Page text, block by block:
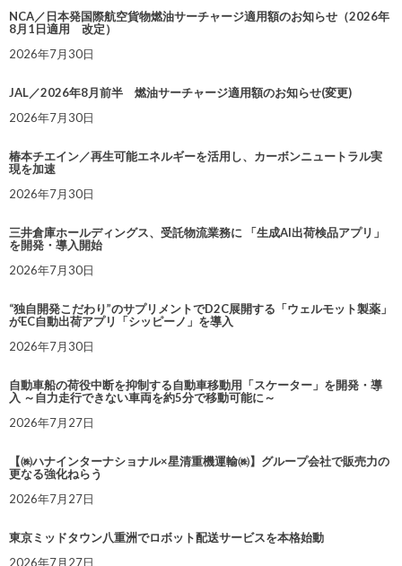
NCA／日本発国際航空貨物燃油サーチャージ適用額のお知らせ（2026年
8月1日適用 改定）
2026年7月30日
JAL／2026年8月前半 燃油サーチャージ適用額のお知らせ(変更)
2026年7月30日
椿本チエイン／再生可能エネルギーを活用し、カーボンニュートラル実
現を加速
2026年7月30日
三井倉庫ホールディングス、受託物流業務に 「生成AI出荷検品アプリ」
を開発・導入開始
2026年7月30日
“独自開発こだわり”のサプリメントでD2C展開する「ウェルモット製薬」
がEC自動出荷アプリ「シッピーノ」を導入
2026年7月30日
自動車船の荷役中断を抑制する自動車移動用「スケーター」を開発・導
入 ～自力走行できない車両を約5分で移動可能に～
2026年7月27日
【㈱ハナインターナショナル×星清重機運輸㈱】グループ会社で販売力の
更なる強化ねらう
2026年7月27日
東京ミッドタウン八重洲でロボット配送サービスを本格始動
2026年7月27日